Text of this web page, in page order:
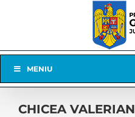
Navigation
MENIU
CHICEA VALERIAN